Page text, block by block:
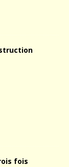
fois